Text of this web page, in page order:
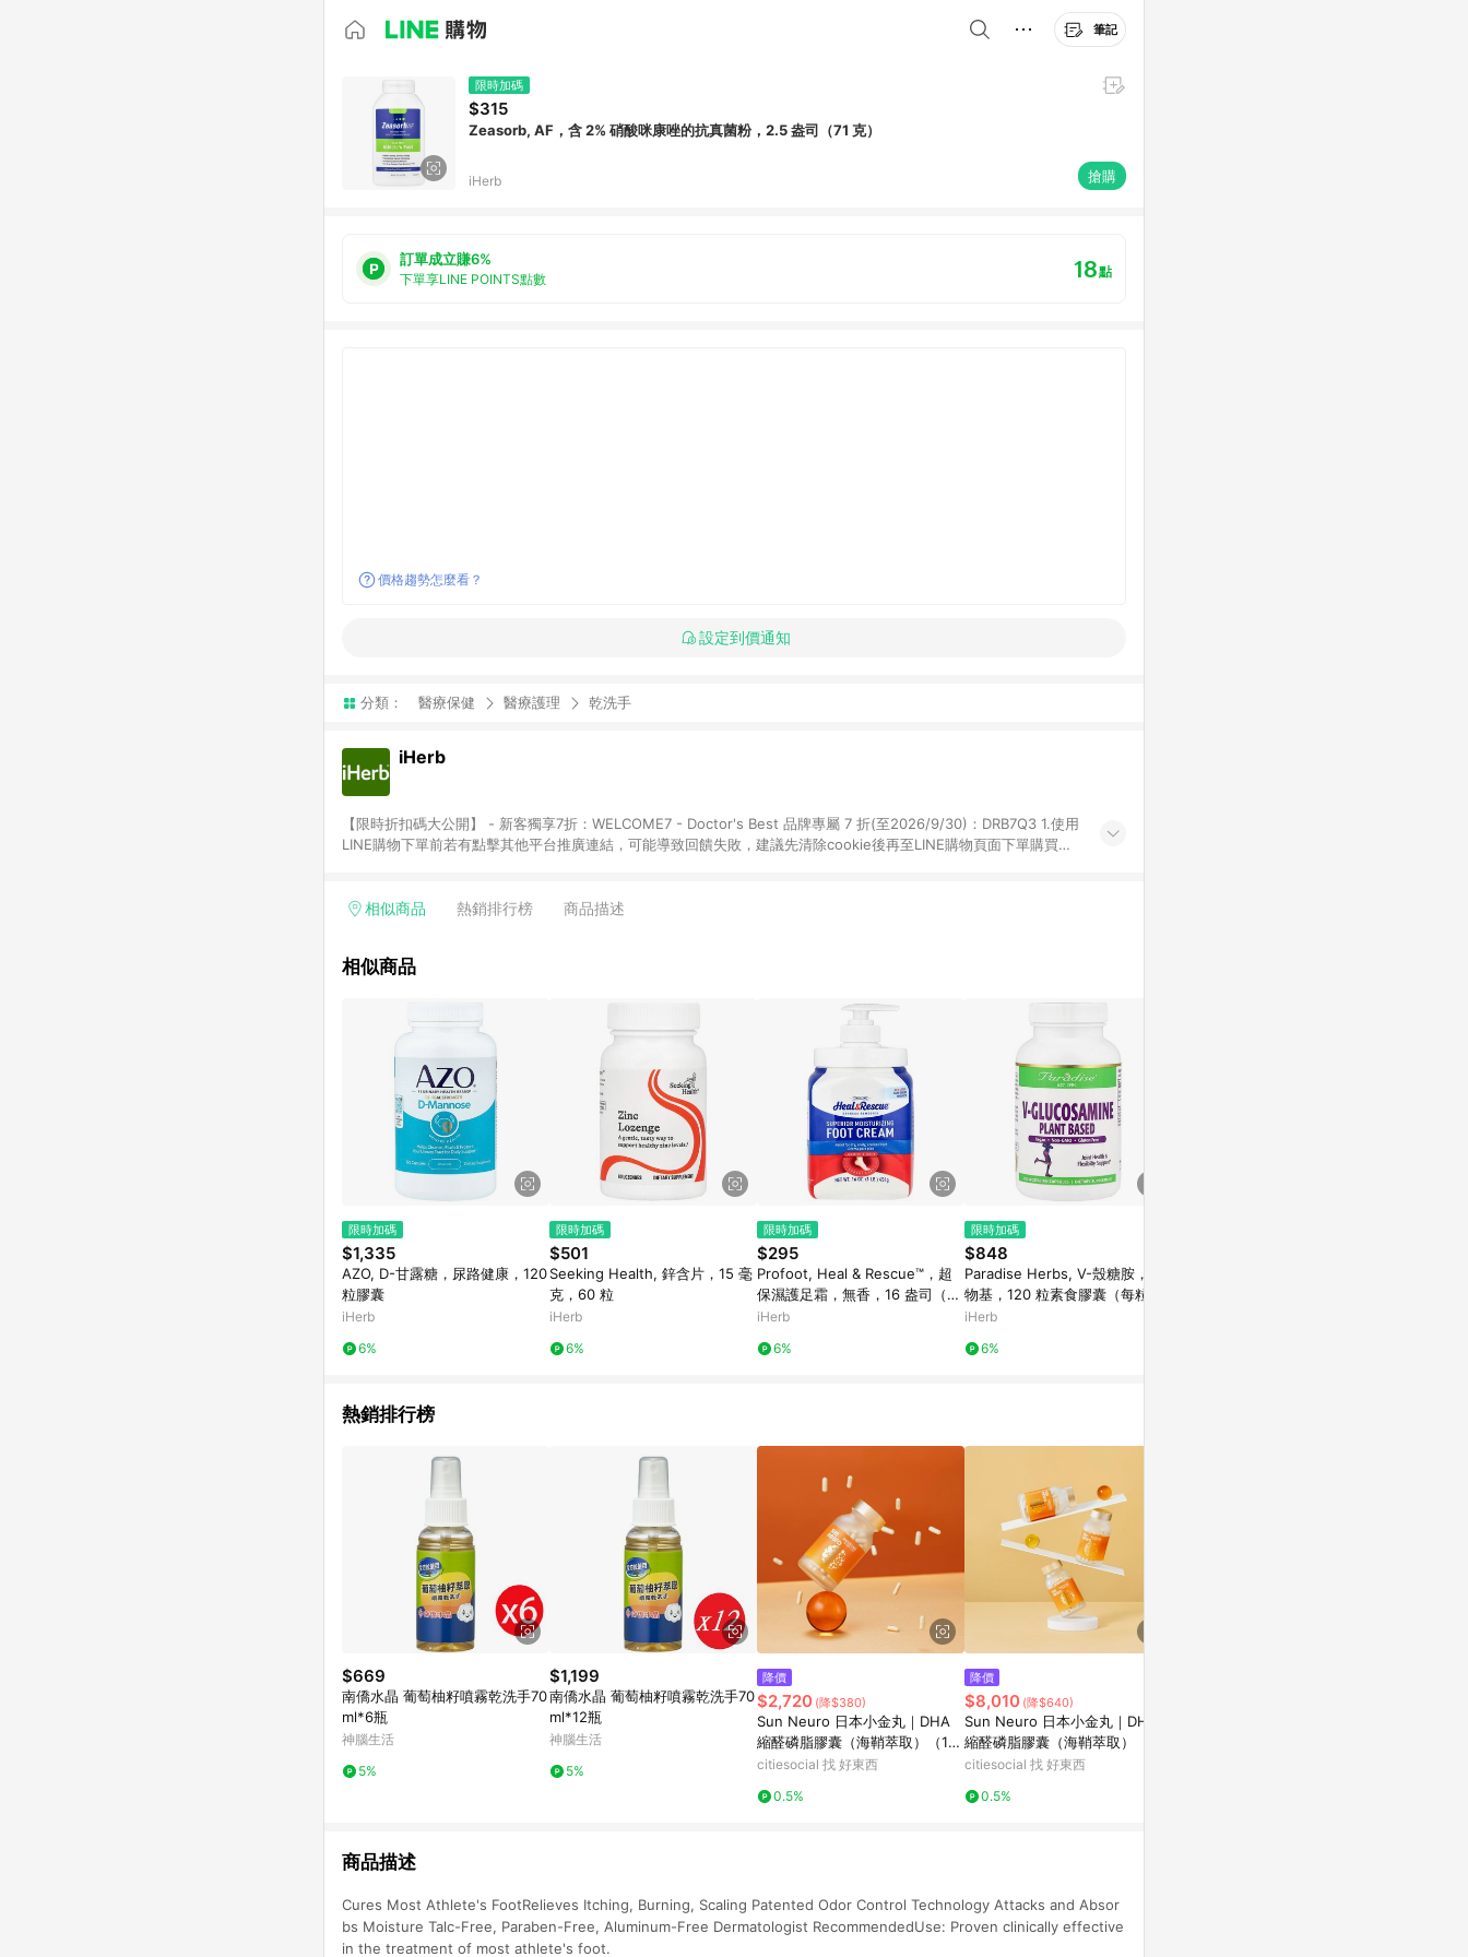
筆記
限時加碼
$315
Zeasorb, AF，含 2% 硝酸咪康唑的抗真菌粉，2.5 盎司（71 克）
iHerb 搶購
訂單成立賺6%
下單享LINE POINTS點數 18點
價格趨勢怎麼看？
設定到價通知
分類： 醫療保健 醫療護理 乾洗手
iHerb
【限時折扣碼大公開】 - 新客獨享7折：WELCOME7 - Doctor's Best 品牌專屬 7 折(至2026/9/30)：DRB7Q3 1.使用
LINE購物下單前若有點擊其他平台推廣連結，可能導致回饋失敗，建議先清除cookie後再至LINE購物頁面下單購買。
勵金） 、英文數字亂數組合，如abc567、xyz987等。） 3. iHerb App下單不符合點數回饋資格。 4.符合贈點資格
需確認訂單回饋資格，僅提供訂購後60天內的訂單查詢。 9.多筆訂單連續下單 : 每一筆訂單皆需獨立從LINE購物完成
相似商品 熱銷排行榜 商品描述
相似商品
限時加碼
$1,335
AZO, D-甘露糖，尿路健康，120
粒膠囊
iHerb
6%
限時加碼
$501
Seeking Health, 鋅含片，15 毫
克，60 粒
iHerb
6%
限時加碼
$295
Profoot, Heal & Rescue™，超
保濕護足霜，無香，16 盎司（45
4 克）
iHerb
6%
限時加碼
$848
Paradise Herbs, V-殼糖胺，植
物基，120 粒素食膠囊（每粒膠
囊 750 毫克）
iHerb
6%
熱銷排行榜
$669
南僑水晶 葡萄柚籽噴霧乾洗手70
ml*6瓶
神腦生活
5%
$1,199
南僑水晶 葡萄柚籽噴霧乾洗手70
ml*12瓶
神腦生活
5%
降價
$2,720 (降$380)
Sun Neuro 日本小金丸｜DHA
縮醛磷脂膠囊（海鞘萃取）（1
瓶）
citiesocial 找 好東西
0.5%
降價
$8,010 (降$640)
Sun Neuro 日本小金丸｜DHA
縮醛磷脂膠囊（海鞘萃取）（3瓶
週期組）
citiesocial 找 好東西
0.5%
商品描述
Cures Most Athlete's FootRelieves Itching, Burning, Scaling Patented Odor Control Technology Attacks and Absor
bs Moisture Talc-Free, Paraben-Free, Aluminum-Free Dermatologist RecommendedUse: Proven clinically effective
in the treatment of most athlete's foot.